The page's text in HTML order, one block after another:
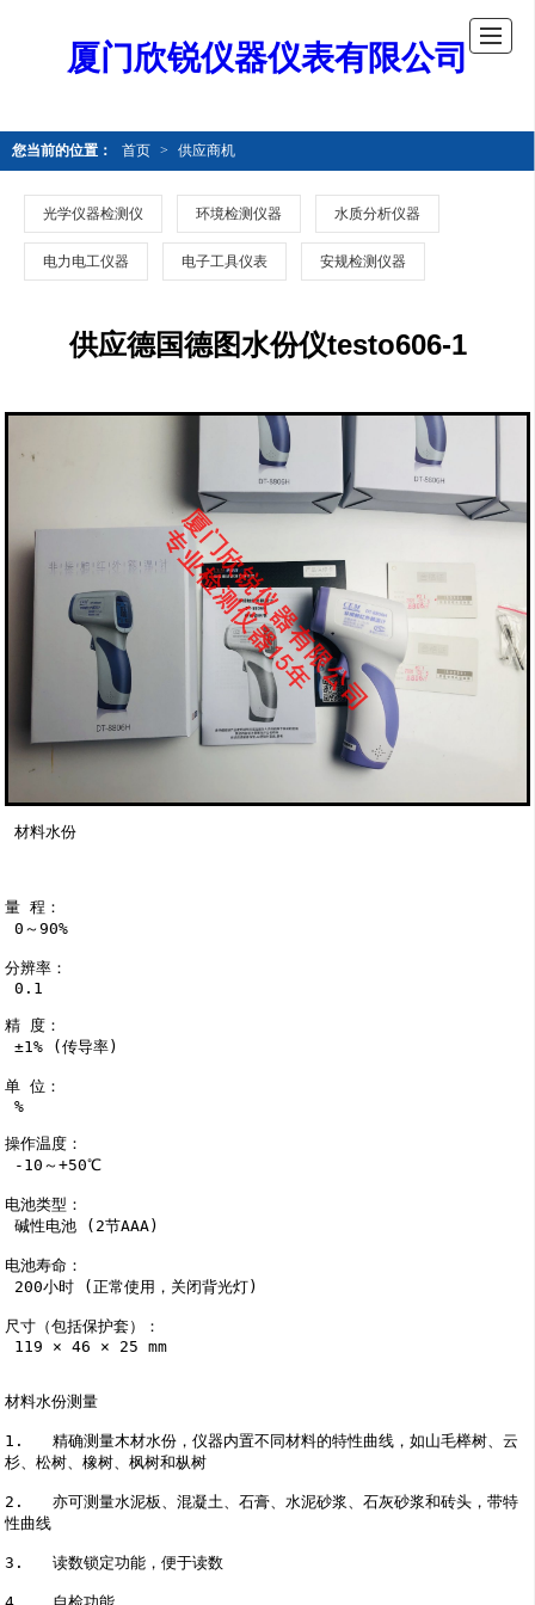
厦门欣锐仪器仪表有限公司
您当前的位置： 首页 > 供应商机
光学仪器检测仪 环境检测仪器 水质分析仪器
电力电工仪器 电子工具仪表 安规检测仪器
供应德国德图水份仪testo606-1
材料水份
量 程：
0～90%
分辨率：
0.1
精 度：
±1% (传导率)
单 位：
%
操作温度：
电池类型：
碱性电池 (2节AAA)
电池寿命：
尺寸（包括保护套）：
材料水份测量
1.   精确测量木材水份，仪器内置不同材料的特性曲线，如山毛榉树、云
杉、松树、橡树、枫树和枞树
2.   亦可测量水泥板、混凝土、石膏、水泥砂浆、石灰砂浆和砖头，带特
性曲线
3.   读数锁定功能，便于读数